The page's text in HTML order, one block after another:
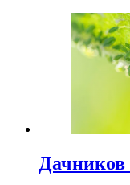
Дачников